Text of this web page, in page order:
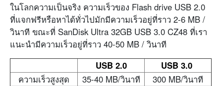
ในโลกความเป็นจริง ความเร็วของ Flash drive USB 2.0
ที่แจกฟรีหรือหาได้ทั่วไปมักมีความเร็วอยู่ที่ราว 2-6 MB /
วินาที ขณะที่ SanDisk Ultra 32GB USB 3.0 CZ48 ที่เรา
แนะนำมีความเร็วอยู่ที่ราว 40-50 MB / วินาที
USB 2.0
USB 3.0
ความเร็วสูงสุด
35-40 MB/วินาที
300 MB/วินาที